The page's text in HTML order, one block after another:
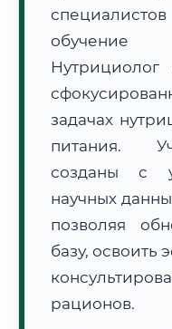
Часовой пояс:
Формат учебы:
🗺️ Зона обслуживания: г.
• Маршрут транзита:~2 868 км
задачах
питания.
созданы с
научных
позволяя
базу, освоить
рационов.